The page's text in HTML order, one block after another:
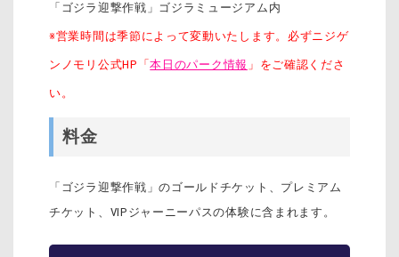
「ゴジラ迎撃作戦」ゴジラミュージアム内
※営業時間は季節によって変動いたします。必ずニジゲ
ンノモリ公式HP「本日のパーク情報 」をご確認くださ
い。
料金
「ゴジラ迎撃作戦」のゴールドチケット、プレミアム
チケット、VIPジャーニーパスの体験に含まれます。